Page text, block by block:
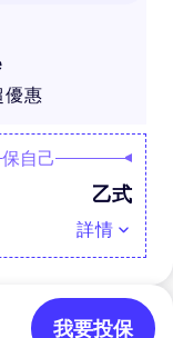
優惠
保自己
乙式
詳情
我要投保